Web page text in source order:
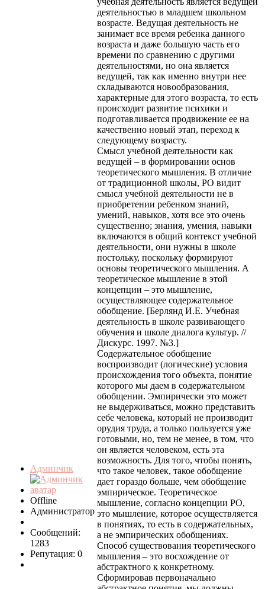
Админчик
Offline
Администратор
Сообщений:
1283
Репутация: 0
деятельностью в младшем школьном
возрасте. Ведущая деятельность не
занимает все время ребенка данного
возраста и даже большую часть его
времени по сравнению с другими
деятельностями, но она является
ведущей, так как именно внутри нее
складываются новообразования,
характерные для этого возраста, то есть
происходит развитие психики и
подготавливается продвижение ее на
качественно новый этап, переход к
следующему возрасту.
Смысл учебной деятельности как
ведущей – в формировании основ
теоретического мышления. В отличие
от традиционной школы, РО видит
смысл учебной деятельности не в
приобретении ребенком знаний,
умений, навыков, хотя все это очень
существенно; знания, умения, навыки
включаются в общий контекст учебной
деятельности, они нужны в школе
постольку, поскольку формируют
основы теоретического мышления. А
теоретическое мышление в этой
концепции – это мышление,
осуществляющее содержательное
обобщение. [Берлянд И.Е. Учебная
деятельность в школе развивающего
обучения и школе диалога культур. //
Дискурс. 1997. №3.]
Содержательное обобщение
воспроизводит (логические) условия
происхождения того объекта, понятие
которого мы даем в содержательном
обобщении. Эмпирически это может
не выдерживаться, можно представить
себе человека, который не производит
орудия труда, а только пользуется уже
готовыми, но, тем не менее, в том, что
он является человеком, есть эта
возможность. Для того, чтобы понять,
что такое человек, такое обобщение
дает гораздо больше, чем обобщение
эмпирическое. Теоретическое
мышление, согласно концепции РО,
это мышление, которое осуществляется
в понятиях, то есть в содержательных,
а не эмпирических обобщениях.
Способ существования теоретического
мышления – это восхождение от
абстрактного к конкретному.
Сформировав первоначально